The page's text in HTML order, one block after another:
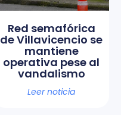
Red semafórica
de Villavicencio se
mantiene
operativa pese al
vandalismo
Leer noticia